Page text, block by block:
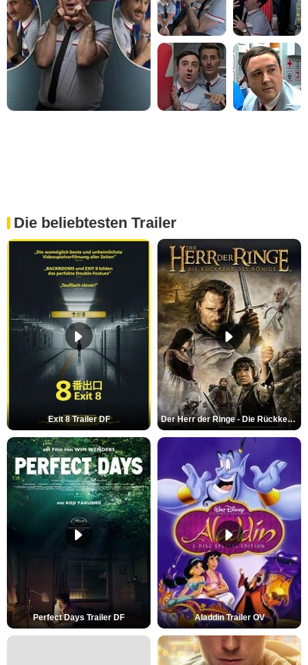
Die beliebtesten Trailer
Exit 8 Trailer DF Der Herr der Ringe - Die Rückkehr des Königs Trailer OV
Perfect Days Trailer DF Aladdin Trailer OV